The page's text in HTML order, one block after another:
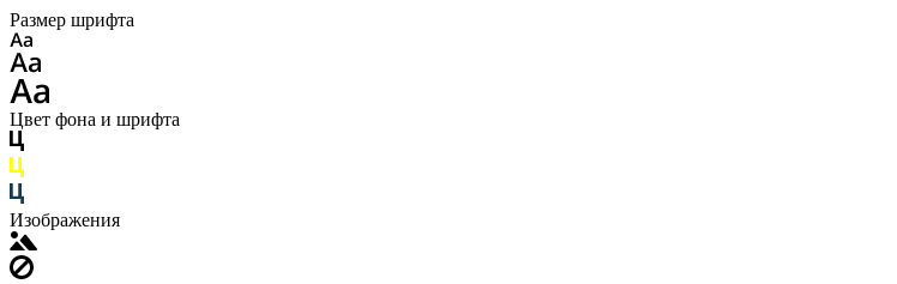
Размер шрифта
Цвет фона и шрифта
Изображения